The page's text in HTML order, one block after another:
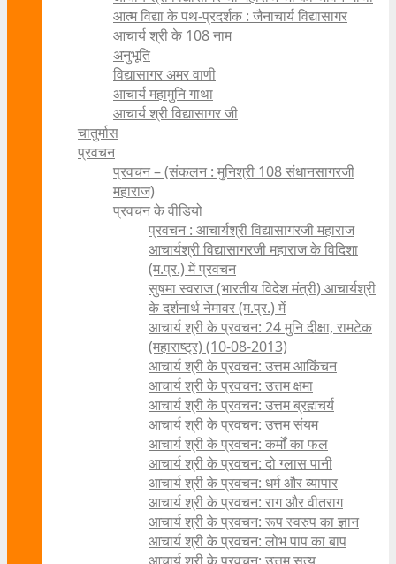
आत्म विद्या के पथ-प्रदर्शक : जैनाचार्य विद्यासागर
आचार्य श्री के 108 नाम
अनुभूति
विद्यासागर अमर वाणी
आचार्य महामुनि गाथा
आचार्य श्री विद्यासागर जी
चातुर्मास
प्रवचन
प्रवचन – (संकलन : मुनिश्री 108 संधानसागरजी
महाराज)
प्रवचन के वीडियो
प्रवचन : आचार्यश्री ‍विद्यासागरजी महाराज
आचार्यश्री विद्यासागरजी महाराज के विदिशा
(म.प्र.) में प्रवचन
सुषमा स्वराज (भारतीय विदेश मंत्री) आचार्यश्री
के दर्शनार्थ नेमावर (म.प्र.) में
आचार्य श्री के प्रवचन: 24 मुनि दीक्षा, रामटेक
(महाराष्ट्र) (10-08-2013)
आचार्य श्री के प्रवचन: उत्तम आकिंचन
आचार्य श्री के प्रवचन: उत्तम क्षमा
आचार्य श्री के प्रवचन: उत्तम ब्रह्मचर्य
आचार्य श्री के प्रवचन: उत्तम संयम
आचार्य श्री के प्रवचन: कर्मों का फल
आचार्य श्री के प्रवचन: दो ग्लास पानी
आचार्य श्री के प्रवचन: धर्म और व्यापार
आचार्य श्री के प्रवचन: राग और वीतराग
आचार्य श्री के प्रवचन: रूप स्वरुप का ज्ञान
आचार्य श्री के प्रवचन: लोभ पाप का बाप